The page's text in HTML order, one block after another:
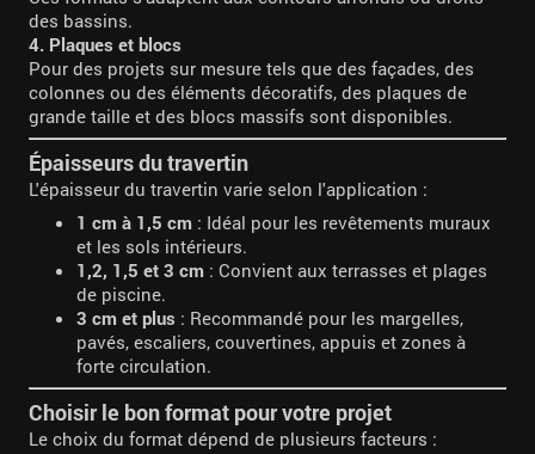
des bassins.
4. Plaques et blocs
Pour des projets sur mesure tels que des façades, des
colonnes ou des éléments décoratifs, des plaques de
grande taille et des blocs massifs sont disponibles.
Épaisseurs du travertin
L'épaisseur du travertin varie selon l'application :
1 cm à 1,5 cm : Idéal pour les revêtements muraux
et les sols intérieurs.
1,2, 1,5 et 3 cm : Convient aux terrasses et plages
de piscine.
3 cm et plus : Recommandé pour les margelles,
pavés, escaliers, couvertines, appuis et zones à
forte circulation.
Choisir le bon format pour votre projet
Le choix du format dépend de plusieurs facteurs :